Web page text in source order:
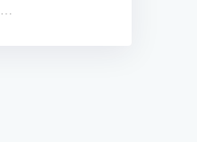
Excel中有很多函数可以使用，像常用的SUM求和函数、VLOOKUP查找函数、IF条件判断函数、ABS绝对值函数等，通过这些函数，可以有效帮我们提升数据处理和分析效率。接下来我们就以ABS函数为例，来为大家分享一下Excel中的ABS函数是什么意思，Excel中的ABS函数怎么用的相关内容，方法步骤非常简单，一起来学习下。